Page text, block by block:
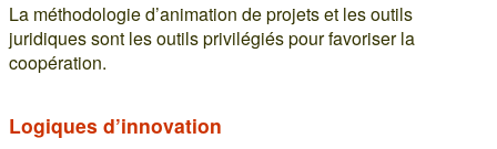
La méthodologie d’animation de projets et les outils
juridiques sont les outils privilégiés pour favoriser la
coopération.
Logiques d’innovation